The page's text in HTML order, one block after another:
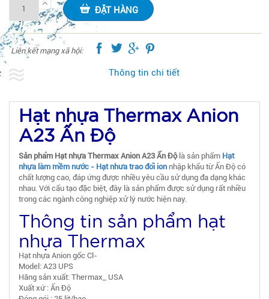
ĐẶT HÀNG
Liên kết mạng xã hội:
Thông tin chi tiết
Hạt nhựa Thermax Anion
A23 Ấn Độ
Sản phẩm Hạt nhựa Thermax Anion A23 Ấn Độlà sản phẩm Hạt
nhựa làm mềm nước - Hạt nhưa trao đổi ion nhập khẩu từ Ấn Độ có
chất lượng cao, đáp ứng được nhiều yêu cầu sử dụng đa dạng khác
nhau. Với cấu tạo đặc biệt, đây là sản phẩm được sử dụng rất nhiều
trong các ngành công nghiệp xử lý nước hiện nay.
Thông tin sản phẩm hạt
nhựa Thermax
Hạt nhựa Anion gốc Cl-
Model: A23 UPS
Hãng sản xuất: Thermax_ USA
Xuất xứ : Ấn Độ